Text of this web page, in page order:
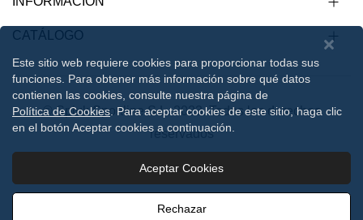
CATÁLOGO
© Spiuk Sportline S.L. 2023. Todos los derechos
reservados
Política de privacidad
Este sitio web requiere cookies para proporcionar todas sus
funciones. Para obtener más información sobre qué datos
contienen las cookies, consulte nuestra página de
Política de Cookies . Para aceptar cookies de este sitio, haga clic
en el botón Aceptar cookies a continuación.
Aceptar Cookies
Rechazar